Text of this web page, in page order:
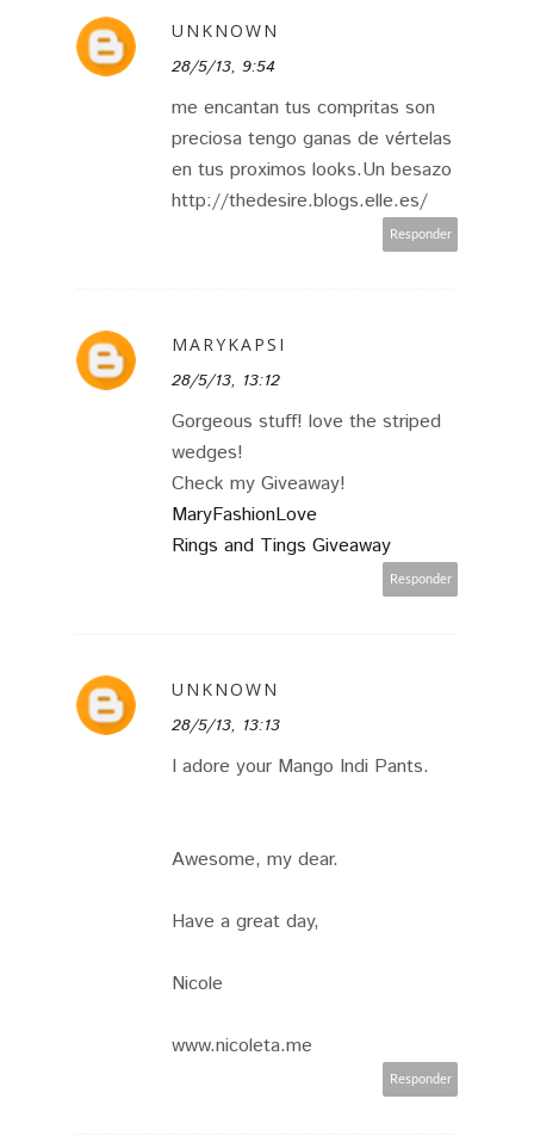
UNKNOWN
28/5/13, 9:54
me encantan tus compritas son
preciosa tengo ganas de vértelas
en tus proximos looks.Un besazo
http://thedesire.blogs.elle.es/
Responder
MARYKAPSI
28/5/13, 13:12
Gorgeous stuff! love the striped
wedges!
Check my Giveaway!
MaryFashionLove
Rings and Tings Giveaway
Responder
UNKNOWN
28/5/13, 13:13
I adore your Mango Indi Pants.
Awesome, my dear.
Have a great day,
Nicole
www.nicoleta.me
Responder